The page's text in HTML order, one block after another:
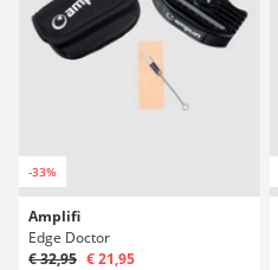
-33%
Amplifi
Edge Doctor
€ 32,95 € 21,95